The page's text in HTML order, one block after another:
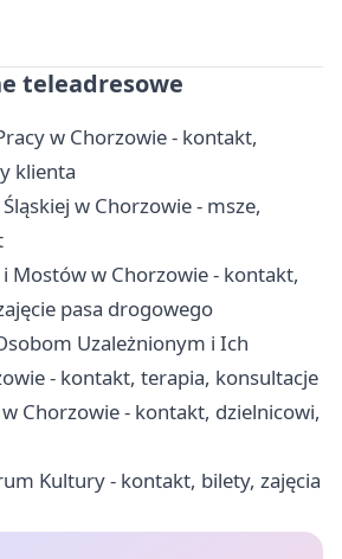
teleadresowe
w Chorzowie - kontakt,
klienta
w Chorzowie - msze,
Mostów w Chorzowie - kontakt,
pasa drogowego
Uzależnionym i Ich
- kontakt, terapia, konsultacje
Chorzowie - kontakt, dzielnicowi,
Kultury - kontakt, bilety, zajęcia